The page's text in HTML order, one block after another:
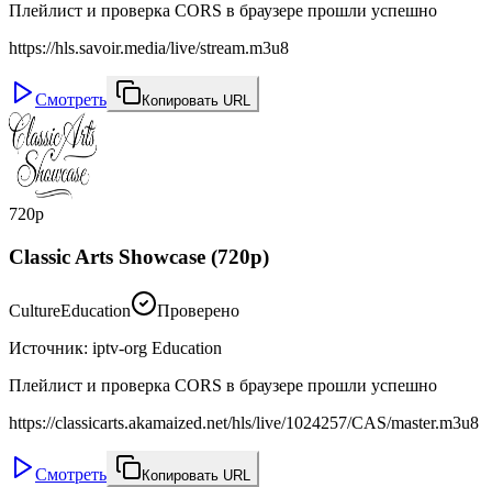
Плейлист и проверка CORS в браузере прошли успешно
https://hls.savoir.media/live/stream.m3u8
Смотреть Копировать URL
720p
Classic Arts Showcase (720p)
CultureEducation
Проверено
Источник: iptv-org Education
Плейлист и проверка CORS в браузере прошли успешно
https://classicarts.akamaized.net/hls/live/1024257/CAS/master.m3u8
Смотреть Копировать URL